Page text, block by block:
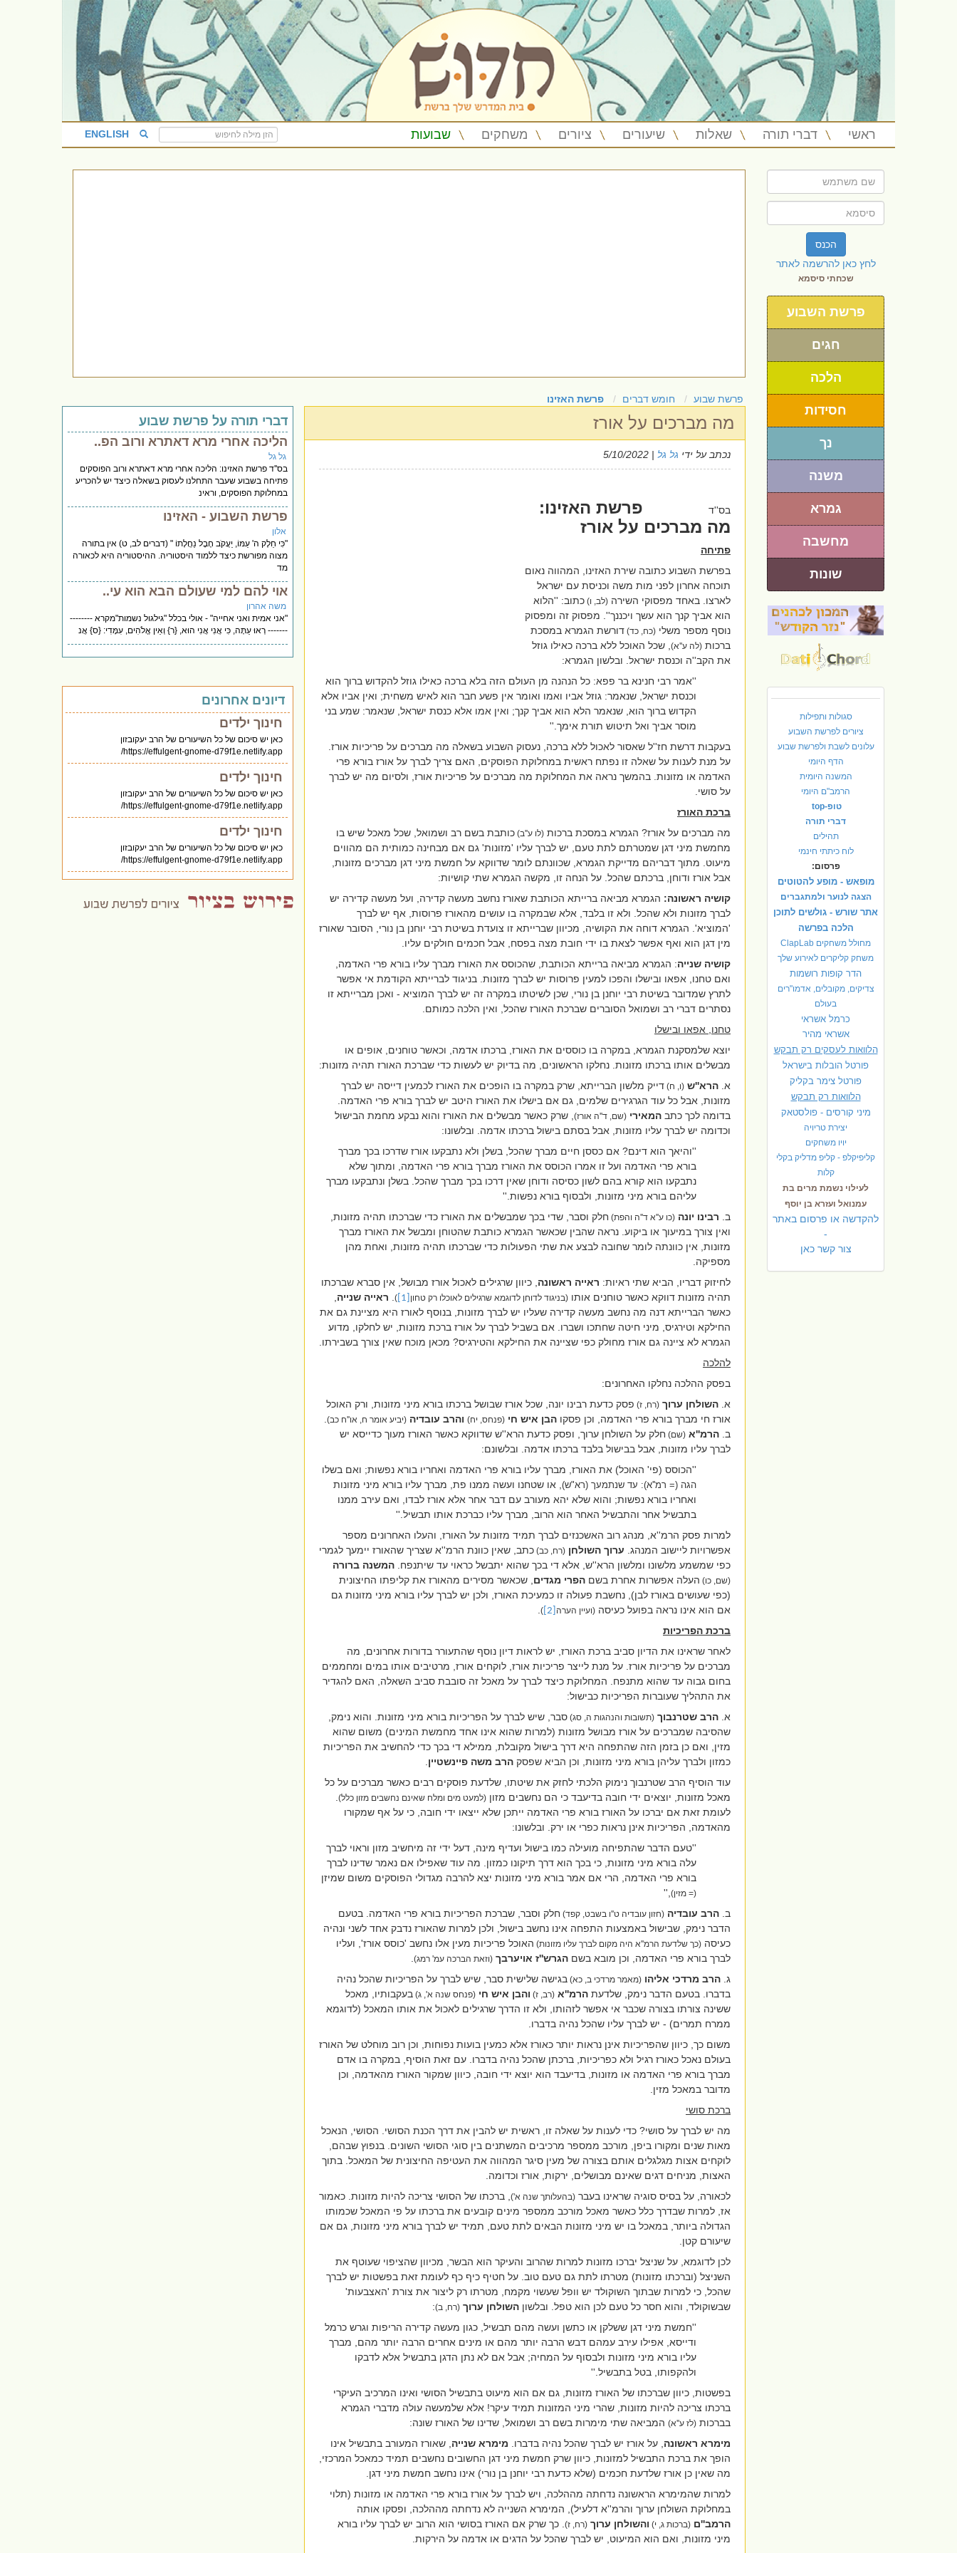
ראשי דברי תורה שאלות שיעורים ציורים משחקים שבועות ENGLISH
הכנס
לחץ כאן להרשמה לאתר
שכחתי סיסמא
פרשת השבוע
חגים
הלכה
חסידות
נך
משנה
גמרא
מחשבה
שונות
סגולות ותפילות
ציורים לפרשת השבוע
עלונים לשבת ולפרשת שבוע
הדף היומי
המשנה היומית
הרמב"ם היומי
טופ-top
דברי תורה
תהילים
לוח כיתתי חינמי
פרסום:
מופאש - מופע להטוטים
הצגה לנוער ולמתגברים
אתר שורש - גולשים לתוכן
הלכה בפרשה
מחולל משחקים ClapLab
משחק קליקרים לאירוע שלך
הדר קופות רושמות
צדיקים, מקובלים, אדמו"רים
בעולם
כרמל אשראי
אשראי מהיר
הלוואות לעסקים רק תבקש
פורטל הובלות בישראל
פורטל צימר בקליק
הלוואות רק תבקש
מיני קורסים - פולסטאק
יצירת טריויה
יויו משחקים
קליפיקלפ - קליפ מדליק בקלי
קלות
לעילוי נשמת מרים בת
עמנואל ועזרא בן יוסף
להקדשה או פרסום באתר
-
צור קשר כאן
פרשת שבוע חומש דברים פרשת האזינו
מה מברכים על אורז
נכתב על ידי גל גל | 5/10/2022
בס''ד
פרשת האזינו:
מה מברכים על אורז
פתיחה
בפרשת השבוע כתובה שירת האזינו, המהווה נאום
תוכחה אחרון לפני מות משה וכניסת עם ישראל
לארצו. באחד מפסוקי השירה (לב, ו) כתוב: ''הלוא
הוא אביך קנך הוא עשך ויכננך''. מפסוק זה ומפסוק
נוסף מספר משלי (כח, כד) דורשת הגמרא במסכת
ברכות (לה ע''א) , שכל האוכל ללא ברכה כאילו גוזל
את הקב''ה וכנסת ישראל. ובלשון הגמרא:
''אמר רבי חנינא בר פפא: כל הנהנה מן העולם הזה בלא ברכה כאילו גוזל להקדוש ברוך הוא
וכנסת ישראל, שנאמר: גוזל אביו ואמו ואומר אין פשע חבר הוא לאיש משחית; ואין אביו אלא
הקדוש ברוך הוא, שנאמר הלא הוא אביך קנך; ואין אמו אלא כנסת ישראל, שנאמר: שמע בני
מוסר אביך ואל תיטוש תורת אימך.''
בעקבות דרשת חז''ל שאסור לאכול ללא ברכה, נעסוק השבוע בשאלה מה מברכים על פריכיות אורז.
על מנת לענות על שאלה זו נפתח ראשית במחלוקת הפוסקים, האם צריך לברך על אורז בורא פרי
האדמה או מזונות. בהמשך נראה את המחלוקת מה מברכים על פריכיות אורז, ולסיום מה יש לברך
על סושי.
ברכת האורז
מה מברכים על אורז? הגמרא במסכת ברכות (לו ע''ב) כותבת בשם רב ושמואל, שכל מאכל שיש בו
מחמשת מיני דגן שמטרתם לתת טעם, יש לברך עליו 'מזונות' גם אם מבחינה כמותית הם מהווים
מיעוט. מתוך דבריהם מדייקת הגמרא, שכוונתם לומר שדווקא על חמשת מיני דגן מברכים מזונות,
אבל אורז ודוחן, ברכתם שהכל. על הנחה זו, מקשה הגמרא שתי קושיות:
קושיה ראשונה: הגמרא מביאה ברייתא הכותבת שאורז נחשב מעשה קדירה, ועל מעשה קדירה יש
לברך מזונות ולא שהכל. ולא זו בלבד, אלא שבמקרה בו עושים מהאורז פרוסות, אף יש לברך
'המוציא'. הגמרא דוחה את הקושיה, מכיוון שברייתא זו צועדת בשיטת רבי יוחנן בן נורי, הסובר שאורז
מין דגן הוא ואף אפשר לצאת בו ידי חובת מצה בפסח, אבל חכמים חולקים עליו.
קושיה שנייה: הגמרא מביאה ברייתא הכותבת, שהכוסס את האורז מברך עליו בורא פרי האדמה,
ואם טחנו, אפאו ובישלו והפכו למעין פרוסות יש לברך מזונות. בניגוד לברייתא הקודמת אי אפשר
לתרץ שמדובר בשיטת רבי יוחנן בן נורי, שכן לשיטתו במקרה זה יש לברך המוציא - ואכן מברייתא זו
נסתרים דברי רב ושמואל הסוברים שברכת האורז שהכל, ואין הלכה כמותם.
טחנו, אפאו ובישלו
יוצא שלמסקנת הגמרא, במקרה בו כוססים את האורז, ברכתו אדמה, וכאשר טוחנים, אופים או
מבשלים אותו ברכתו מזונות. נחלקו הראשונים, מה בדיוק יש לעשות כדי שברכת האורז תהיה מזונות:
א. הרא''ש (ו, ח) דייק מלשון הברייתא, שרק במקרה בו הופכים את האורז לכמעין דייסה יש לברך
מזונות, אבל כל עוד הגרגירים שלמים, גם אם בישלו את האורז היטב יש לברך בורא פרי האדמה.
בדומה לכך כתב המאירי (שם, ד''ה אורז) , שרק כאשר מבשלים את האורז והוא נבקע מחמת הבישול
וכדומה יש לברך עליו מזונות, אבל בסתם בישול ברכתו אדמה. ובלשונו:
''והיאך הוא דינם? אם כססן חיים מברך שהכל, בשלן ולא נתבקעו אורז שדרכו בכך מברך
בורא פרי האדמה ועל זו אמרו הכוסס את האורז מברך בורא פרי האדמה, ומתוך שלא
נתבקעו הוא קורא בהם לשון כסיסה ודוחן שאין דרכו בכך מברך שהכל. בשלן ונתבקעו מברך
עליהם בורא מיני מזונות, ולבסוף בורא נפשות.''
ב. רבינו יונה (כו ע''א ד''ה והפת) חלק וסבר, שדי בכך שמבשלים את האורז כדי שברכתו תהיה מזונות,
ואין צורך במיעוך או ביקוע. נראה שהבין שכאשר הגמרא כותבת שהטוחן ומבשל את האורז מברך
מזונות, אין כוונתה לומר שחובה לבצע את שתי הפעולות כדי שברכתו תהיה מזונות, ואחת מהן
מספיקה.
לחיזוק דבריו, הביא שתי ראיות: ראייה ראשונה , כיוון שרגילים לאכול אורז מבושל, אין סברא שברכתו
תהיה מזונות דווקא כאשר טוחנים אותו (בניגוד לדוחן לדוגמא שרגילים לאוכלו רק טחון [1]
) ראייה שנייה
כאשר הברייתא דנה מה נחשב מעשה קדירה שעליו יש לברך מזונות, בנוסף לאורז היא מציינת גם את
החילקא וטירגיס, מיני חיטה שחתכו ושברו. אם בשביל לברך על אורז ברכת מזונות, יש לחלקו, מדוע
הגמרא לא ציינה גם אורז מחולק כפי שציינה את החילקא והטירגיס? מכאן מוכח שאין צורך בשבירתו.
להלכה
בפסק ההלכה נחלקו האחרונים:
א. השולחן ערוך (רח, ז) פסק כדעת רבינו יונה, שכל אורז שבושל ברכתו בורא מיני מזונות, ורק האוכל
אורז חי מברך בורא פרי האדמה, וכן פסקו הבן איש חי (פנחס, יח) והרב עובדיה (יביע אומר ח, או''ח כב)
ב. הרמ''א (שם) חלק על השולחן ערוך, ופסק כדעת הרא''ש שדווקא כאשר האורז מעוך כדייסא יש
לברך עליו מזונות, אבל בבישול בלבד ברכתו אדמה. ובלשונם:
''הכוסס (פי' האוכל) את האורז, מברך עליו בורא פרי האדמה ואחריו בורא נפשות; ואם בשלו
הגה (= רמ''א): עד שנתמעך (רא"ש) , או שטחנו ועשה ממנו פת, מברך עליו בורא מיני מזונות
ואחריו בורא נפשות; והוא שלא יהא מעורב עם דבר אחר אלא אורז לבדו, ואם עירב ממנו
בתבשיל אחר והתבשיל האחר הוא הרוב, מברך עליו כברכת אותו תבשיל.''
למרות פסק הרמ''א, מנהג רוב האשכנזים לברך תמיד מזונות על האורז, והעלו האחרונים מספר
אפשרויות ליישוב המנהג. ערוך השולחן (רח, כב) כתב, שאין כוונת הרמ''א שצריך שהאורז יימעך לגמרי
כפי שמשמע מלשונו ומלשון הרא''ש, אלא די בכך שהוא יתבשל כראוי עד שיתנפח. המשנה ברורה
(שם, כו) העלה אפשרות אחרת בשם הפרי מגדים , שכאשר מסירים מהאורז את קליפתו החיצונית
(כפי שעושים באורז לבן), נחשבת פעולה זו כמעיכת האורז, ולכן יש לברך עליו בורא מיני מזונות גם
אם הוא אינו נראה בפועל כעיסה (ועיין הערה [2]
)
ברכת הפריכיות
לאחר שראינו את הדיון סביב ברכת האורז, יש לראות דיון נוסף שהתעורר בדורות אחרונים, מה
מברכים על פריכיות אורז. על מנת לייצר פריכיות אורז, לוקחים אורז, מרטיבים אותו במים ומחממים
בחום גבוה עד שהוא מתנפח. המחלוקת כיצד לברך על מאכל זה סובבת סביב השאלה, האם להגדיר
את התהליך שעוברות הפריכיות כבישול:
א. הרב שטרנבוך (תשובות והנהגות ה, סג) סבר, שיש לברך על הפריכיות בורא מיני מזונות. והוא נימק,
שהסיבה שמברכים על אורז מבושל מזונות (למרות שהוא אינו אחד מחמשת המינים) משום שהוא
מזין, ואם כן בזמן הזה שהתפחה היא דרך בישול מקובלת, ממילא די בכך כדי להחשיב את הפריכיות
כמזון ולברך עליהן בורא מיני מזונות, וכן הביא שפסק הרב משה פיינשטיין
עוד הוסיף הרב שטרנבוך נימוק הלכתי לחזק את שיטתו, שלדעת פוסקים רבים כאשר מברכים על כל
מאכל מזונות, יוצאים ידי חובה בדיעבד כי הם נחשבים מזון (למעט מים ומלח שאינם נחשבים מזון כלל)
לעומת זאת אם יברכו על האורז בורא פרי האדמה ייתכן שלא ייצאו ידי חובה, כי על אף שמקורו
מהאדמה, הפריכיות אינן נראות כפרי או ירק. ובלשונו:
''טעם הדבר שהתפיחה מועילה כמו בישול ועדיף מינה, דעל ידי זה מיחשיב מזון וראוי לברך
עלה בורא מיני מזונות, כי בכך הוא דרך תיקונו כמזון. מה עוד שאפילו אם נאמר שדינו לברך
בורא פרי האדמה, הרי אם אמר בורא מיני מזונות יצא להרבה מגדולי הפוסקים משום שמיזן
(= מזין) ,''
ב. הרב עובדיה (חזון עובדיה ט''ו בשבט, קפד) חלק וסבר, שברכת הפריכיות בורא פרי האדמה. בטעם
הדבר נימק, שבישול באמצעות התפחה אינו נחשב בישול, ולכן למרות שהאורז נדבק אחד לשני ונהיה
כעיסה (כך שלדעת הרמ''א היה מקום לברך עליו מזונות) האוכל פריכיות מעין אלו נחשב 'כוסס אורז', ועליו
לברך בורא פרי האדמה, וכן מובא בשם הגרש''ז אויערבך (וזאת הברכה עמ' רמג)
ג. הרב מרדכי אליהו (מאמר מרדכי ב, כא) בגישה שלישית סבר, שיש לברך על הפריכיות שהכל נהיה
בדברו. בטעם הדבר נימק, שלדעת הרמ''א (רב, ז) והבן איש חי (פנחס שנה א', ג) בעקבותיו, מאכל
ששינה צורתו בצורה שכבר אי אפשר לזהותו, ולא זו הדרך שרגילים לאכול את אותו המאכל (לדוגמא
ממרח תמרים) - יש לברך עליו שהכל נהיה בדברו.
משום כך, כיוון שהפריכיות אינן נראות יותר כאורז אלא כמעין בועות נפוחות, וכן רוב מוחלט של האורז
בעולם נאכל כאורז רגיל ולא כפריכיות, ברכתן שהכל נהיה בדברו. עם זאת הוסיף, במקרה בו אדם
מברך בורא פרי האדמה או מזונות, בדיעבד הוא יוצא ידי חובה, כיוון שמקור האורז מהאדמה, וכן
מדובר במאכל מזין.
ברכת סושי
מה יש לברך על סושי? כדי לענות על שאלה זו, ראשית יש להבין את דרך הכנת הסושי. הסושי, הנאכל
מאות שנים ומקורו ביפן, מורכב ממספר מרכיבים המשתנים בין סוגי הסושי השונים. בנפוץ שבהם,
לוקחים אצות מגלגלים אותם בצורה של מעין סיגר המהווה את העטיפה החיצונית של המאכל. בתוך
האצות, מניחים דגים שאינם מבושלים, ירקות, אורז וכדומה.
לכאורה, על בסיס סוגיה שראינו בעבר (בהעלותך שנה א') , ברכתו של הסושי צריכה להיות מזונות. כאמור
אז, למרות שבדרך כלל כאשר מאכל מורכב ממספר מינים קובעים את ברכתו על פי המאכל שכמותו
הגדולה ביותר, במאכל בו יש מיני מזונות הבאים לתת טעם, תמיד יש לברך בורא מיני מזונות, גם אם
שיעורם קטן.
לכן לדוגמא, על שניצל יברכו מזונות למרות שהרוב והעיקר הוא הבשר, מכיוון שהציפוי שעוטף את
השניצל (וברכתו מזונות) מטרתו לתת גם טעם טוב. על חטיף כיף כף לעומת זאת בפשטות יש לברך
שהכל, כי למרות שבתוך השוקולד יש וופל שעשוי מקמח, מטרתו רק ליצור את צורת 'האצבעות'
שבשוקולד, והוא חסר כל טעם לכן הוא טפל. ובלשון השולחן ערוך (רח, ב):
''חמשת מיני דגן ששלקן או כתשן ועשה מהם תבשיל, כגון מעשה קדירה הריפות וגרש כרמל
ודייסא, אפילו עירב עמהם דבש הרבה יותר מהם או מינים אחרים הרבה יותר מהם, מברך
עליו בורא מיני מזונות ולבסוף על המחיה; אבל אם לא נתן הדגן בתבשיל אלא לדבקו
ולהקפותו, בטל בתבשיל. ''
בפשטות, כיוון שברכתו של האורז מזונות, גם אם הוא מיעוט בתבשיל הסושי ואינו המרכיב העיקרי
ברכתו צריכה להיות מזונות, שהרי מיני המזונות תמיד עיקר! אלא שלמעשה עולה מדברי הגמרא
בברכות (לז ע''א) המביאה שתי מימרות בשם רב ושמואל, שדינו של האורז שונה:
מימרא ראשונה , על אורז יש לברך שהכל נהיה בדברו. מימרא שנייה , שאורז המעורב בתבשיל אינו
הופך את ברכת התבשיל למזונות, כיוון שרק חמשת מיני דגן החשובים נחשבים תמיד כמאכל המרכזי,
מה שאין כן אורז שלדעת חכמים (שלא כדעת רבי יוחנן בן נורי) אינו נחשב חמשת מיני דגן.
למרות שהמימרא הראשונה נדחתה מההלכה, ויש לברך על אורז בורא פרי האדמה או מזונות (תלוי
במחלוקת השולחן ערוך והרמ''א דלעיל), המימרא השנייה לא נדחתה מההלכה, ופסקו אותה
הרמב''ם (ברכות ג, י) והשולחן ערוך (רח, ז) . כך שרק אם האורז בסושי הוא הרוב יש לברך עליו בורא
מיני מזונות, ואם הוא המיעוט, יש לברך שהכל על הדגים או אדמה על הירקות.
דברי תורה על פרשת שבוע
הליכה אחרי מרא דאתרא ורוב הפ..
גל גל
בס''ד פרשת האזינו: הליכה אחרי מרא דאתרא ורוב הפוסקים
פתיחה בשבוע שעבר התחלנו לעסוק בשאלה כיצד יש להכריע
במחלוקת הפוסקים, וראינ
פרשת השבוע - האזינו
אלון
"כִּי חֵלֶק ה' עַמּוֹ, יַעֲקֹב חֶבֶל נַחֲלָתוֹ " (דברים לב, ט) אין בתורה
מצוה מפורשת כיצד ללמוד היסטוריה. ההיסטוריה היא לכאורה
מד
אוי להם למי שעולם הבא הוא עי..
משה אהרון
"אני אמית ואני אחייה" - אולי בכלל "גילגול נשמות"מקרא --------
------- רְאוּ עַתָּה, כִּי אֲנִי אֲנִי הוּא, {ר} וְאֵין אֱלֹהִים, עִמָּדִי: {ס} אֲנ
דיונים אחרונים
חינוך ילדים
כאן יש סיכום של כל השיעורים של הרב יעקובזון
https://effulgent-gnome-d79f1e.netlify.app/
חינוך ילדים
כאן יש סיכום של כל השיעורים של הרב יעקובזון
https://effulgent-gnome-d79f1e.netlify.app/
חינוך ילדים
כאן יש סיכום של כל השיעורים של הרב יעקובזון
https://effulgent-gnome-d79f1e.netlify.app/